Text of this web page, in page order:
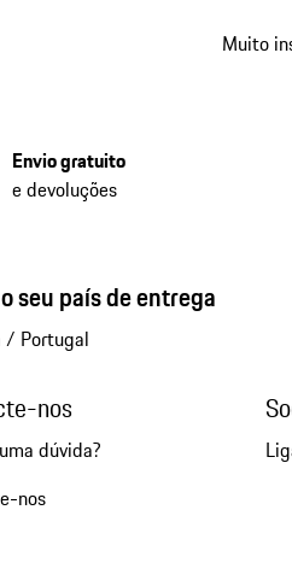
Muito
Envio gratuito
e devoluções
seu país de entrega
/ Portugal
nos
dúvida?
nos